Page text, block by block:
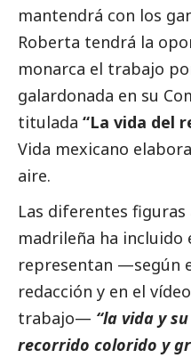
mantendrá con los
Roberta tendrá la
monarca el trabajo
galardonada en su
titulada “La vida del
Vida mexicano
aire.
Las diferentes figuras
madrileña ha incluido
representan —según
redacción y en el
trabajo— “la vida y
recorrido colorido y